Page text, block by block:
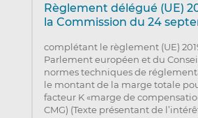
Règlement délégué (UE)
la Commission du 24
complétant le règlement (UE)
Parlement européen et du
normes techniques de
le montant de la marge totale
facteur K «marge de
CMG) (Texte présentant de